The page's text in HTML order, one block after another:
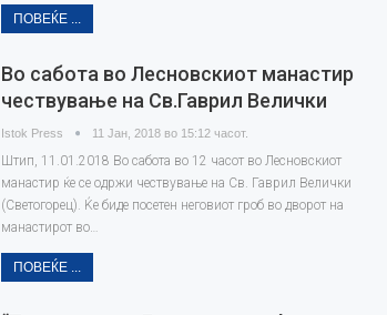
ПОВЕЌЕ ...
Во сабота во Лесновскиот манастир
чествување на Св.Гаврил Велички
Istok Press 11 Јан, 2018 во 15:12 часот.
Штип, 11.01.2018 Во сабота во 12 часот во Лесновскиот
манастир ќе се одржи чествување на Св. Гаврил Велички
(Светогорец). Ќе биде посетен неговиот гроб во дворот на
манастирот во…
ПОВЕЌЕ ...